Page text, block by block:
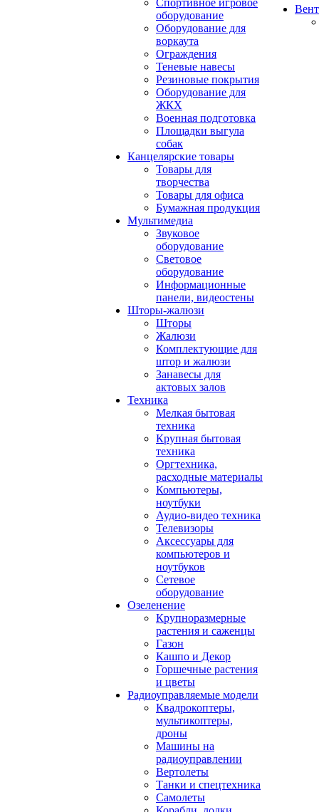
Спортивное игровое
оборудование
Оборудование для
воркаута
Ограждения
Теневые навесы
Резиновые покрытия
Оборудование для
ЖКХ
Военная подготовка
Площадки выгула
собак
Канцелярские товары
Товары для
творчества
Товары для офиса
Бумажная продукция
Мультимедиа
Звуковое
оборудование
Световое
оборудование
Информационные
панели, видеостены
Шторы-жалюзи
Шторы
Жалюзи
Комплектующие для
штор и жалюзи
Занавесы для
актовых залов
Техника
Мелкая бытовая
техника
Крупная бытовая
техника
Оргтехника,
расходные материалы
Компьютеры,
ноутбуки
Аудио-видео техника
Телевизоры
Аксессуары для
компьютеров и
ноутбуков
Сетевое
оборудование
Озеленение
Крупноразмерные
растения и саженцы
Газон
Кашпо и Декор
Горшечные растения
и цветы
Радиоуправляемые модели
Квадрокоптеры,
мультикоптеры,
дроны
Машины на
радиоуправлении
Вертолеты
Танки и спецтехника
Самолеты